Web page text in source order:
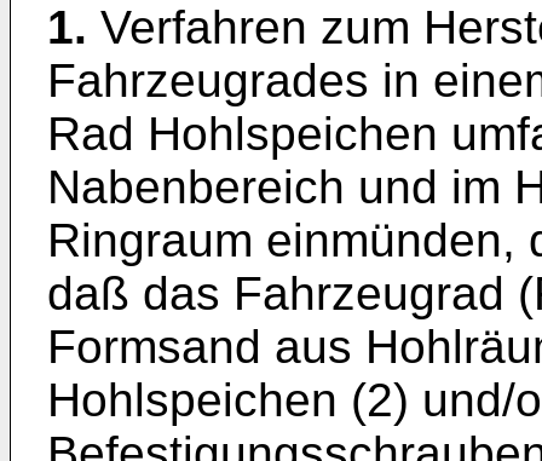
1. Verfahren zum
Fahrzeugrades in
Rad Hohlspeichen
Nabenbereich und im
Ringraum einmünden,
daß das Fahrzeugrad
Formsand aus
Hohlspeichen (2) und/